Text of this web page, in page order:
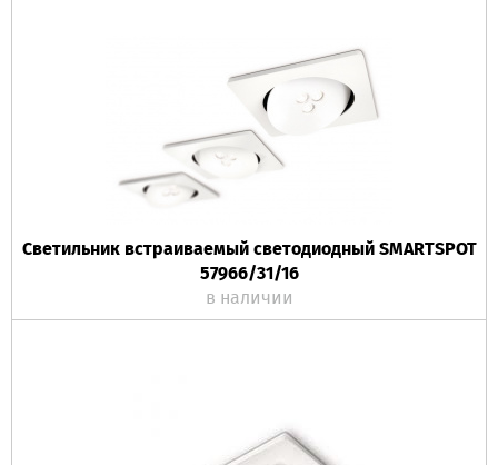
Светильник встраиваемый светодиодный SMARTSPOT
57966/31/16
в наличии